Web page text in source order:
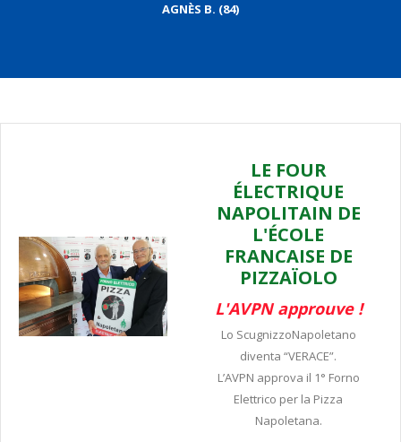
AGNÈS B. (84)
LE FOUR
ÉLECTRIQUE
NAPOLITAIN DE
L'ÉCOLE
FRANCAISE DE
PIZZAÏOLO
L'AVPN approuve !
Lo ScugnizzoNapoletano
diventa “VERACE”.
L’AVPN approva il 1° Forno
Elettrico per la Pizza
Napoletana.